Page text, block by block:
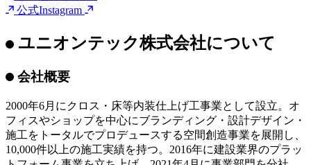
「Fashion & Retail store design事業部」は、アパレル・物販店
す。
テーマに、リアル店舗でしか味わえない空間体験やブランド
サービスサイト
公式Instagram